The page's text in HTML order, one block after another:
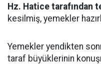
Hz. Hatice tarafından
kesilmiş, yemekler
Yemekler yendikten
taraf büyüklerinin